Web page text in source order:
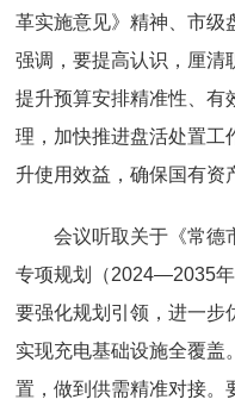
革实施意见》精神、市级
强调，要提高认识，厘清
提升预算安排精准性、有
理，加快推进盘活处置工
升使用效益，确保国有资
会议听取关于《常德
专项规划（2024—2035年
要强化规划引领，进一步
实现充电基础设施全覆盖
置，做到供需精准对接。